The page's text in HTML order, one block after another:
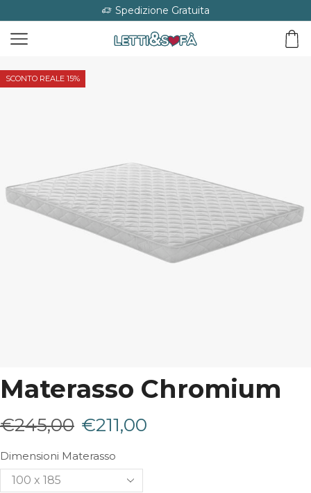
Spedizione Gratuita
SCONTO REALE 15%
Materasso Chromium
€245,00 Il
prezzo
originale
€211,00
Dimensioni Materasso